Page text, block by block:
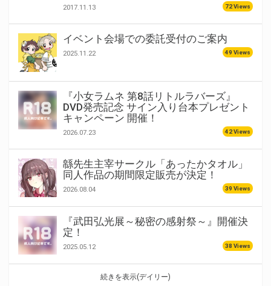
2017.11.13 72 Views
イベント会場での委託受付のご案内
2025.11.22 49 Views
『小女ラムネ 第8話リトルラバーズ』
DVD発売記念 サイン入り台本プレゼント
キャンペーン 開催！
2026.07.23 42 Views
緜先生主宰サークル「あったかタオル」
同人作品の期間限定販売が決定！
2026.08.04 39 Views
『武田弘光展～秘密の感射祭～』開催決
定！
2025.05.12 38 Views
続きを表示(デイリー)